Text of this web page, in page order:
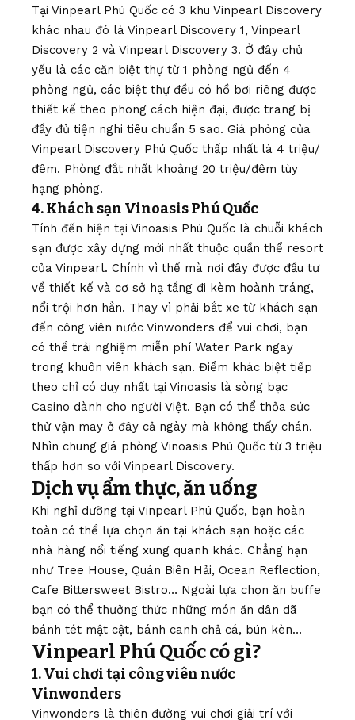
Tại Vinpearl Phú Quốc có 3 khu Vinpearl Discovery
khác nhau đó là Vinpearl Discovery 1, Vinpearl
Discovery 2 và Vinpearl Discovery 3. Ở đây chủ
yếu là các căn biệt thự từ 1 phòng ngủ đến 4
phòng ngủ, các biệt thự đều có hồ bơi riêng được
thiết kế theo phong cách hiện đại, được trang bị
đầy đủ tiện nghi tiêu chuẩn 5 sao. Giá phòng của
Vinpearl Discovery Phú Quốc thấp nhất là 4 triệu/
đêm. Phòng đắt nhất khoảng 20 triệu/đêm tùy
hạng phòng.
4. Khách sạn Vinoasis Phú Quốc
Tính đến hiện tại Vinoasis Phú Quốc là chuỗi khách
sạn được xây dựng mới nhất thuộc quần thể resort
của Vinpearl. Chính vì thế mà nơi đây được đầu tư
về thiết kế và cơ sở hạ tầng đi kèm hoành tráng,
nổi trội hơn hẳn. Thay vì phải bắt xe từ khách sạn
đến công viên nước Vinwonders để vui chơi, bạn
có thể trải nghiệm miễn phí Water Park ngay
trong khuôn viên khách sạn. Điểm khác biệt tiếp
theo chỉ có duy nhất tại Vinoasis là sòng bạc
Casino dành cho người Việt. Bạn có thể thỏa sức
thử vận may ở đây cả ngày mà không thấy chán.
Nhìn chung giá phòng Vinoasis Phú Quốc từ 3 triệu
thấp hơn so với Vinpearl Discovery.
Dịch vụ ẩm thực, ăn uống
Khi nghỉ dưỡng tại Vinpearl Phú Quốc, bạn hoàn
toàn có thể lựa chọn ăn tại khách sạn hoặc các
nhà hàng nổi tiếng xung quanh khác. Chẳng hạn
như Tree House, Quán Biên Hải, Ocean Reflection,
Cafe Bittersweet Bistro… Ngoài lựa chọn ăn buffe
bạn có thể thưởng thức những món ăn dân dã
bánh tét mật cật, bánh canh chả cá, bún kèn…
Vinpearl Phú Quốc có gì?
1. Vui chơi tại công viên nước
Vinwonders
Vinwonders là thiên đường vui chơi giải trí với